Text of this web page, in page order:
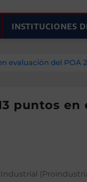
INSTITUCIONES
evaluación del
puntos